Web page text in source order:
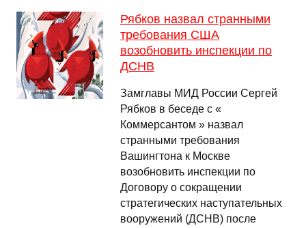
Рябков назвал странными
требования США
возобновить инспекции по
ДСНВ
Замглавы МИД России Сергей
Рябков в беседе с «
Коммерсантом » назвал
странными требования
Вашингтона к Москве
возобновить инспекции по
Договору о сокращении
стратегических наступательных
вооружений (ДСНВ) после